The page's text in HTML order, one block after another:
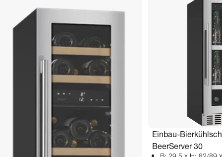
Einbau-
BeerServer 30